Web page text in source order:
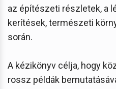
az építészeti részletek, a
kerítések, természeti
során.
A kézikönyv célja, hogy
rossz példák